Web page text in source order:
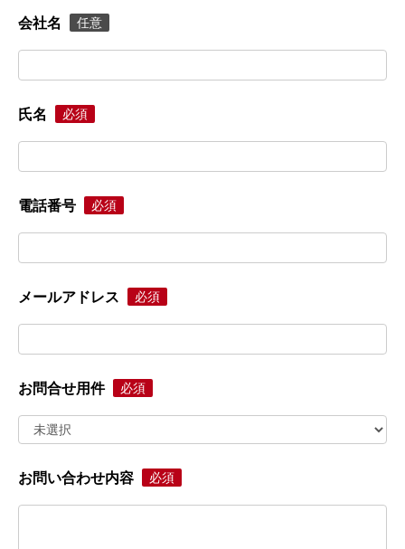
会社名 任意
氏名 必須
電話番号 必須
メールアドレス 必須
お問合せ用件 必須
お問い合わせ内容 必須